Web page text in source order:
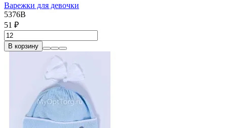
Варежки для девочки
5376В
51 ₽
В корзину